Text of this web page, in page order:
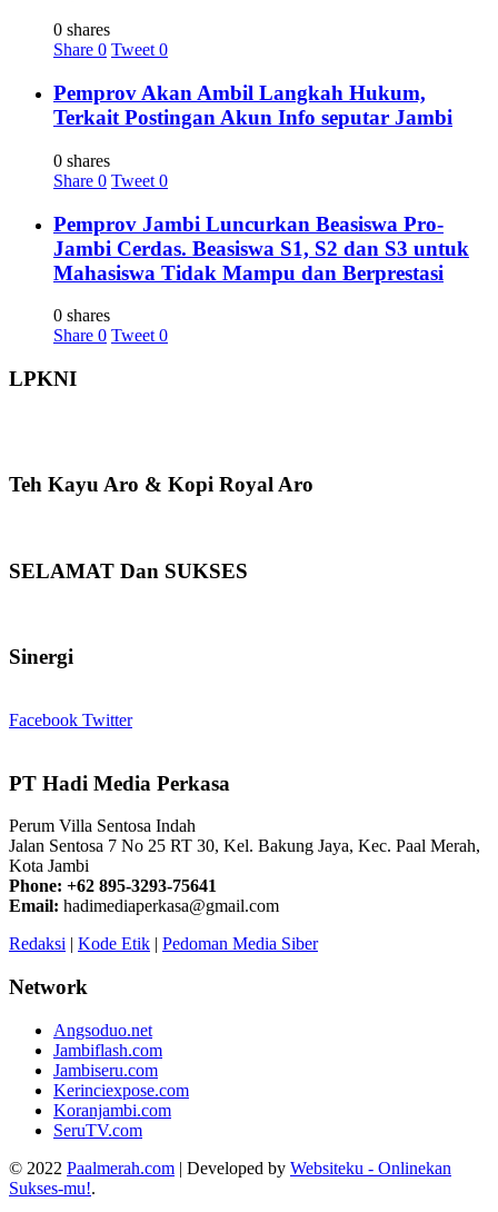
0 shares
Share 0 Tweet 0
Pemprov Akan Ambil Langkah Hukum,
Terkait Postingan Akun Info seputar Jambi
0 shares
Share 0 Tweet 0
Pemprov Jambi Luncurkan Beasiswa Pro-
Jambi Cerdas. Beasiswa S1, S2 dan S3 untuk
Mahasiswa Tidak Mampu dan Berprestasi
0 shares
Share 0 Tweet 0
LPKNI
Teh Kayu Aro & Kopi Royal Aro
SELAMAT Dan SUKSES
Sinergi
Facebook Twitter
PT Hadi Media Perkasa
Perum Villa Sentosa Indah
Jalan Sentosa 7 No 25 RT 30, Kel. Bakung Jaya, Kec. Paal Merah,
Kota Jambi
Phone: +62 895-3293-75641
Email: hadimediaperkasa@gmail.com
Redaksi | Kode Etik | Pedoman Media Siber
Network
Angsoduo.net
Jambiflash.com
Jambiseru.com
Kerinciexpose.com
Koranjambi.com
SeruTV.com
© 2022 Paalmerah.com | Developed by Websiteku - Onlinekan
Sukses-mu!.